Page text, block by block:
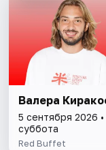
Валера
5 сентября 2026 •
суббота
Red Buffet